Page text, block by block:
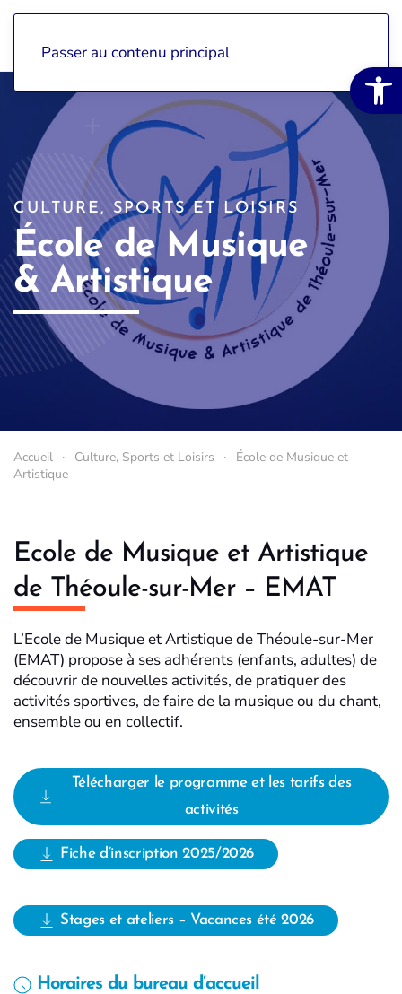
Ouvrir
Passer au contenu principal
CULTURE, SPORTS ET LOISIRS
École de Musique
& Artistique
Accueil Culture, Sports et Loisirs
École de Musique et
Artistique
Ecole de Musique et Artistique
de Théoule-sur-Mer – EMAT
L’Ecole de Musique et Artistique de Théoule-sur-Mer
(EMAT) propose à ses adhérents (enfants, adultes) de
découvrir de nouvelles activités, de pratiquer des
activités sportives, de faire de la musique ou du chant,
ensemble ou en collectif.
Télécharger le programme et les tarifs des
activités
Fiche d’inscription 2025/2026
Stages et ateliers – Vacances été 2026
Horaires du bureau d’accueil